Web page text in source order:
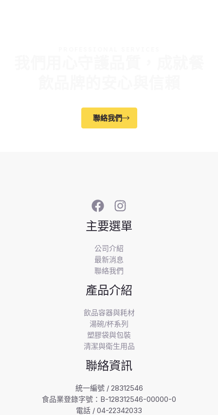
聯絡我們
主要選單
公司介紹
最新消息
聯絡我們
產品介紹
飲品容器與耗材
湯碗/杯系列
塑膠袋與包裝
清潔與衛生用品
聯絡資訊
統一編號 / 28312546
食品業登錄字號：B-128312546-00000-0
電話 / 04-22342033